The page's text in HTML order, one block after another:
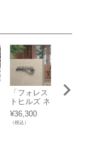
「フォレス
トヒルズ ネ
ームプレー
ト レーザー
カット切文
¥36,300
（税込）
「フ